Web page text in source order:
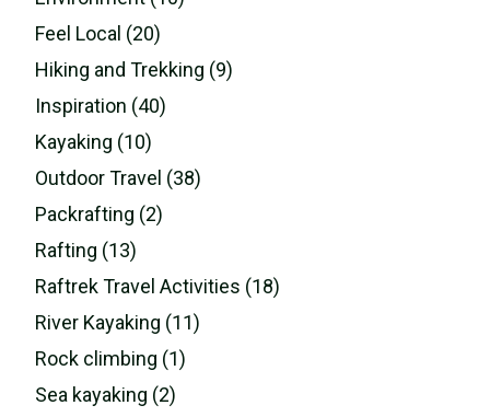
Feel Local (20)
Hiking and Trekking (9)
Inspiration (40)
Kayaking (10)
Outdoor Travel (38)
Packrafting (2)
Rafting (13)
Raftrek Travel Activities (18)
River Kayaking (11)
Rock climbing (1)
Sea kayaking (2)